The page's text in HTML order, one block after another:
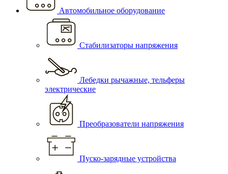
Автомобильное оборудование
Стабилизаторы напряжения
Лебедки рычажные, тельферы
электрические
Преобразователи напряжения
Пуско-зарядные устройства